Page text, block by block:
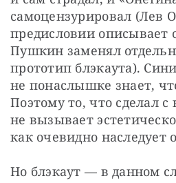
самоцензурировал (Лев
предисловии описывает
Пушкин заменял
прототип блэкаута).
не понаслышке знает,
Поэтому то, что сделал
не вызывает
как очевидно наследует
Но блэкаут — в данном